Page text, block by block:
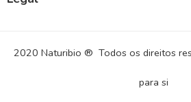
2020 Naturibio ® Todos os direitos
para si